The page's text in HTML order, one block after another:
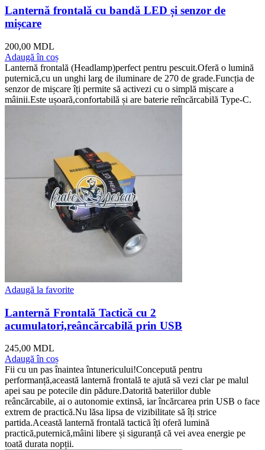
Lanternă frontală cu bandă LED și senzor de
mișcare
200,00 MDL
Adaugă în coș
Lanternă frontală (Headlamp)perfect pentru pescuit.Oferă o lumină
puternică,cu un unghi larg de iluminare de 270 de grade.Funcția de
senzor de mișcare îți permite să activezi cu o simplă mișcare a
mâinii.Este ușoară,confortabilă și are baterie reîncărcabilă Type-C.
Adaugă la favorite
Lanternă Frontală Tactică cu 2
acumulatori,reâncărcabilă prin USB
245,00 MDL
Adaugă în coș
Fii cu un pas înaintea întunericului!Concepută pentru
performanță,această lanternă frontală te ajută să vezi clar pe malul
apei sau pe potecile din pădure.Datorită bateriilor duble
reâncărcabile, ai o autonomie extinsă, iar încărcarea prin USB o face
extrem de practică.Nu lăsa lipsa de vizibilitate să îți strice
partida.Această lanternă frontală tactică îți oferă lumină
practică,puternică,mâini libere și siguranță că vei avea energie pe
toată durata nopții.